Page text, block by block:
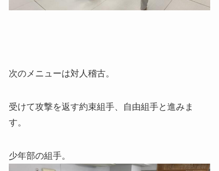
次のメニューは対人稽古。
受けて攻撃を返す約束組手、自由組手と進みま
す。
少年部の組手。